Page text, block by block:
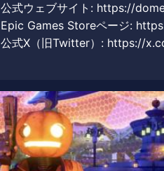
公式ウェブサイト: https://
Epic Games Storeページ:
公式X（旧Twitter）: https://